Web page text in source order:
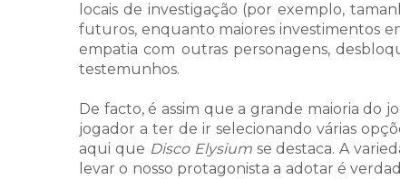
locais de investigação (por exemplo,
futuros, enquanto maiores investimentos
empatia com outras personagens,
testemunhos.
De facto, é assim que a grande maioria do
jogador a ter de ir selecionando várias
aqui que Disco Elysiumse destaca. A
levar o nosso protagonista a adotar é